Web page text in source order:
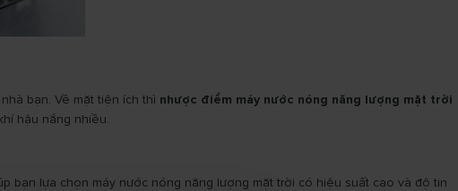
bạn. Về mặt tiện ích thì nhược điểm máy nước nóng năng lượng mặt trời
hậu nắng nhiều.
bạn lựa chọn máy nước nóng năng lượng mặt trời có hiệu suất cao và độ tin